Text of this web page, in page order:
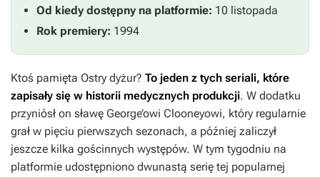
Od kiedy dostępny na platformie: 10 listopada
Rok premiery: 1994
Ktoś pamięta Ostry dyżur? To jeden z tych seriali, które
zapisały się w historii medycznych produkcji. W dodatku
przyniósł on sławę George’owi Clooneyowi, który regularnie
grał w pięciu pierwszych sezonach, a później zaliczył
jeszcze kilka gościnnych występów. W tym tygodniu na
platformie udostępniono dwunastą serię tej popularnej